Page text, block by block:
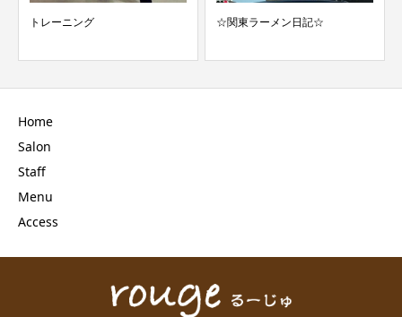
トレーニング ☆関東ラーメン日記☆
Home
Salon
Staff
Menu
Access